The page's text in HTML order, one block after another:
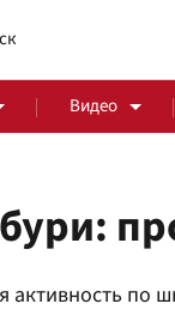
Видео
активность по